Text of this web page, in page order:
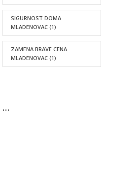
SIGURNOST DOMA
MLADENOVAC (1)
ZAMENA BRAVE CENA
MLADENOVAC (1)
…